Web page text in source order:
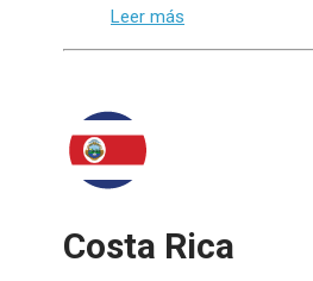
Leer más
Costa Rica